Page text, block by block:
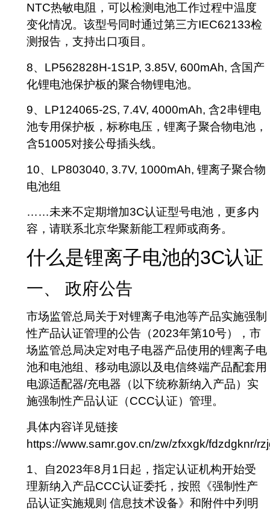
NTC热敏电阻，可以检测电池工作过程中温度
变化情况。该型号同时通过第三方IEC62133检
测报告，支持出口项目。
8、LP562828H-1S1P, 3.85V, 600mAh, 含国产
化锂电池保护板的聚合物锂电池。
9、LP124065-2S, 7.4V, 4000mAh, 含2串锂电
池专用保护板，标称电压，锂离子聚合物电池，
含51005对接公母插头线。
10、LP803040, 3.7V, 1000mAh, 锂离子聚合物
电池组
……未来不定期增加3C认证型号电池，更多内
容，请联系北京华聚新能工程师或商务。
什么是锂离子电池的3C认证
一、 政府公告
市场监管总局关于对锂离子电池等产品实施强制
性产品认证管理的公告（2023年第10号），市
场监管总局决定对电子电器产品使用的锂离子电
池和电池组、移动电源以及电信终端产品配套用
电源适配器/充电器（以下统称新纳入产品）实
施强制性产品认证（CCC认证）管理。
具体内容详见链接
https://www.samr.gov.cn/zw/zfxxgk/fdzdgknr/
1、自2023年8月1日起，指定认证机构开始受
理新纳入产品CCC认证委托，按照《强制性产
品认证实施规则 信息技术设备》和附件中列明